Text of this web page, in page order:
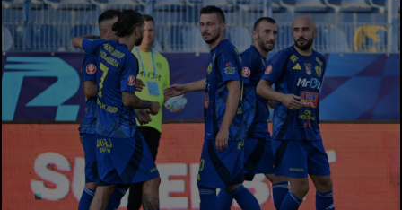
SuperLiga
Liga 2
Cupa României
Echipa Națională
U21
Fotbal feminin